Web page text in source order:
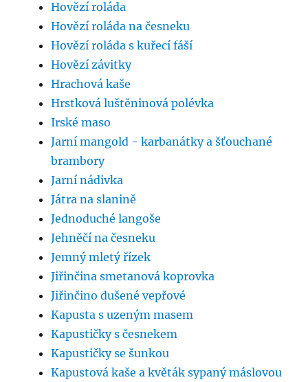
Hovězí roláda
Hovězí roláda na česneku
Hovězí roláda s kuřecí fáší
Hovězí závitky
Hrachová kaše
Hrstková luštěninová polévka
Irské maso
Jarní mangold - karbanátky a šťouchané
brambory
Jarní nádivka
Játra na slanině
Jednoduché langoše
Jehněčí na česneku
Jemný mletý řízek
Jiřinčina smetanová koprovka
Jiřinčino dušené vepřové
Kapusta s uzeným masem
Kapustičky s česnekem
Kapustičky se šunkou
Kapustová kaše a květák sypaný máslovou